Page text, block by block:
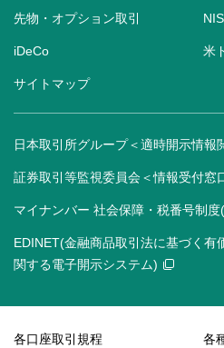
先物・オプション取引
iDeCo 米
サイトマップ
日本取引所グループ＜適時開示情報
証券取引等監視委員会＜情報受付窓
マイナンバー 社会保障・税番号制度
EDINET(金融商品取引法に基づく有
関する電子開示システム)
各口座取引規程 各